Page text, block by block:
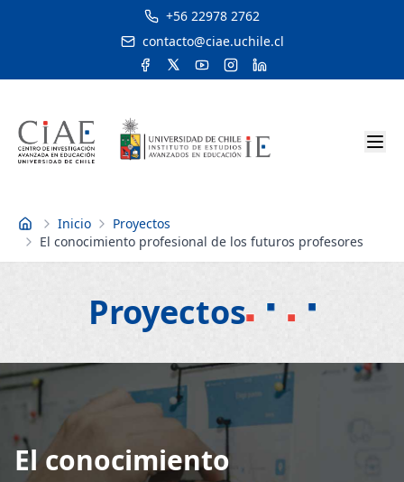
+56 22978 2762
contacto@ciae.uchile.cl
Inicio Inicio
Proyectos
El conocimiento profesional de los futuros profesores
Proyectos
El conocimiento